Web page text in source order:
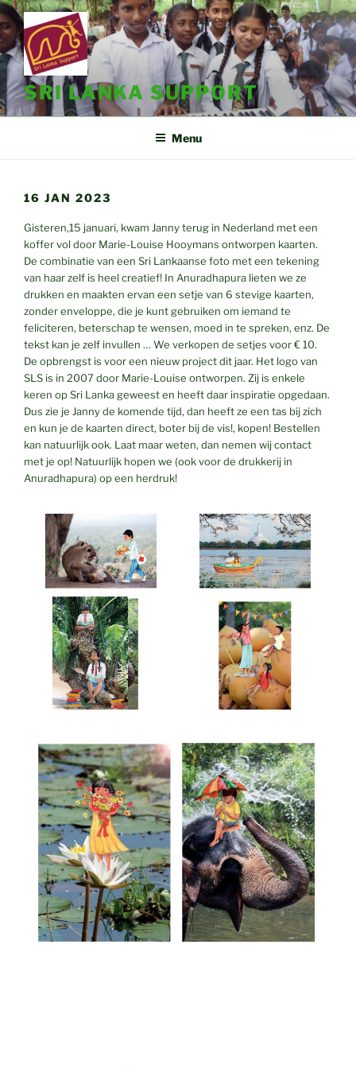
Ga
naar
de
inhoud
SRI LANKA SUPPORT
Menu
16 JAN 2023
Gisteren,15 januari, kwam Janny terug in Nederland met een
koffer vol door Marie-Louise Hooymans ontworpen kaarten.
De combinatie van een Sri Lankaanse foto met een tekening
van haar zelf is heel creatief! In Anuradhapura lieten we ze
drukken en maakten ervan een setje van 6 stevige kaarten,
zonder enveloppe, die je kunt gebruiken om iemand te
feliciteren, beterschap te wensen, moed in te spreken, enz. De
tekst kan je zelf invullen … We verkopen de setjes voor € 10.
De opbrengst is voor een nieuw project dit jaar. Het logo van
SLS is in 2007 door Marie-Louise ontworpen. Zij is enkele
keren op Sri Lanka geweest en heeft daar inspiratie opgedaan.
Dus zie je Janny de komende tijd, dan heeft ze een tas bij zich
en kun je de kaarten direct, boter bij de vis!, kopen! Bestellen
kan natuurlijk ook. Laat maar weten, dan nemen wij contact
met je op! Natuurlijk hopen we (ook voor de drukkerij in
Anuradhapura) op een herdruk!